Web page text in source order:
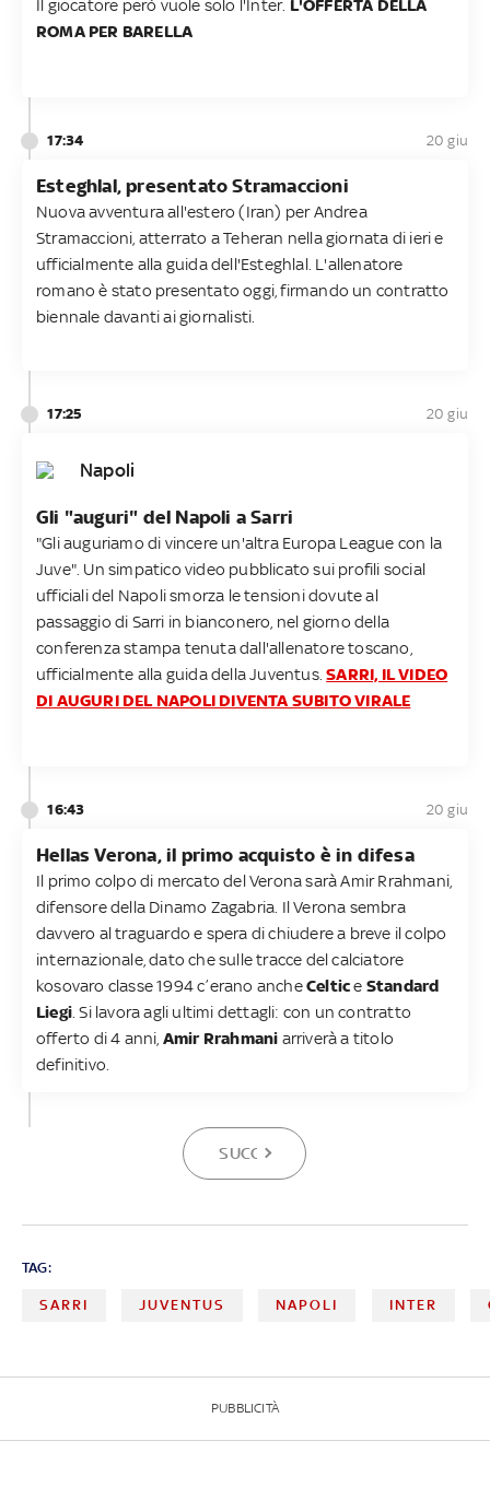
Il giocatore però vuole solo l'Inter. L'OFFERTA DELLA
ROMA PER BARELLA
17:34 20 giu
Esteghlal, presentato Stramaccioni
Nuova avventura all'estero (Iran) per Andrea
Stramaccioni, atterrato a Teheran nella giornata di ieri e
ufficialmente alla guida dell'Esteghlal. L'allenatore
romano è stato presentato oggi, firmando un contratto
biennale davanti ai giornalisti.
17:25 20 giu
Napoli
Gli "auguri" del Napoli a Sarri
"Gli auguriamo di vincere un'altra Europa League con la
Juve". Un simpatico video pubblicato sui profili social
ufficiali del Napoli smorza le tensioni dovute al
passaggio di Sarri in bianconero, nel giorno della
conferenza stampa tenuta dall'allenatore toscano,
ufficialmente alla guida della Juventus.SARRI, IL VIDEO
DI AUGURI DEL NAPOLI DIVENTA SUBITO VIRALE
16:43 20 giu
Hellas Verona, il primo acquisto è in difesa
Il primo colpo di mercato del Verona sarà Amir Rrahmani,
difensore della Dinamo Zagabria. Il Verona sembra
davvero al traguardo e spera di chiudere a breve il colpo
internazionale, dato che sulle tracce del calciatore
kosovaro classe 1994 c’erano ancheCeltice Standard
Liegi . Si lavora agli ultimi dettagli: con un contratto
offerto di 4 anni, Amir Rrahmani arriverà a titolo
definitivo.
SUCCESSIVA
TAG:
SARRI JUVENTUS NAPOLI INTER
PUBBLICITÀ